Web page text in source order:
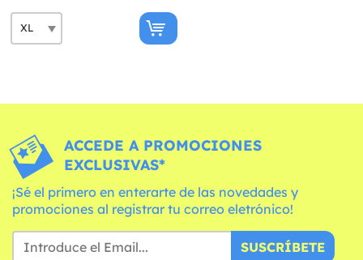
ACCEDE A PROMOCIONES
EXCLUSIVAS*
¡Sé el primero en enterarte de las novedades y
promociones al registrar tu correo eletrónico!
SUSCRÍBETE